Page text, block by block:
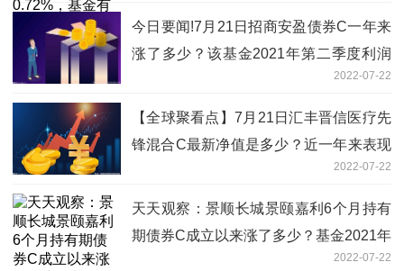
今日要闻!7月21日招商安盈债券C一年来
涨了多少？该基金2021年第二季度利润
2022-07-22
【全球聚看点】7月21日汇丰晋信医疗先
锋混合C最新净值是多少？近一年来表现
2022-07-22
天天观察：景顺长城景颐嘉利6个月持有
期债券C成立以来涨了多少？基金2021年
第三季度表现如何？（7月21日）2022-07-22